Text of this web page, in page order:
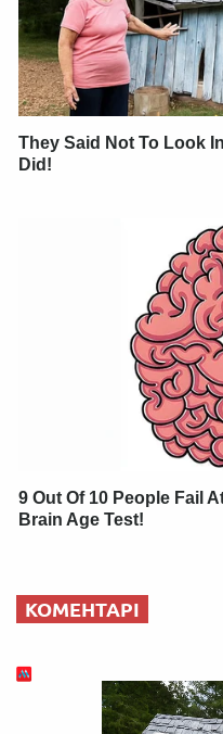
They Said Not To Look
Did!
9 Out Of 10 People Fail
Brain Age Test!
КОМЕНТАРІ